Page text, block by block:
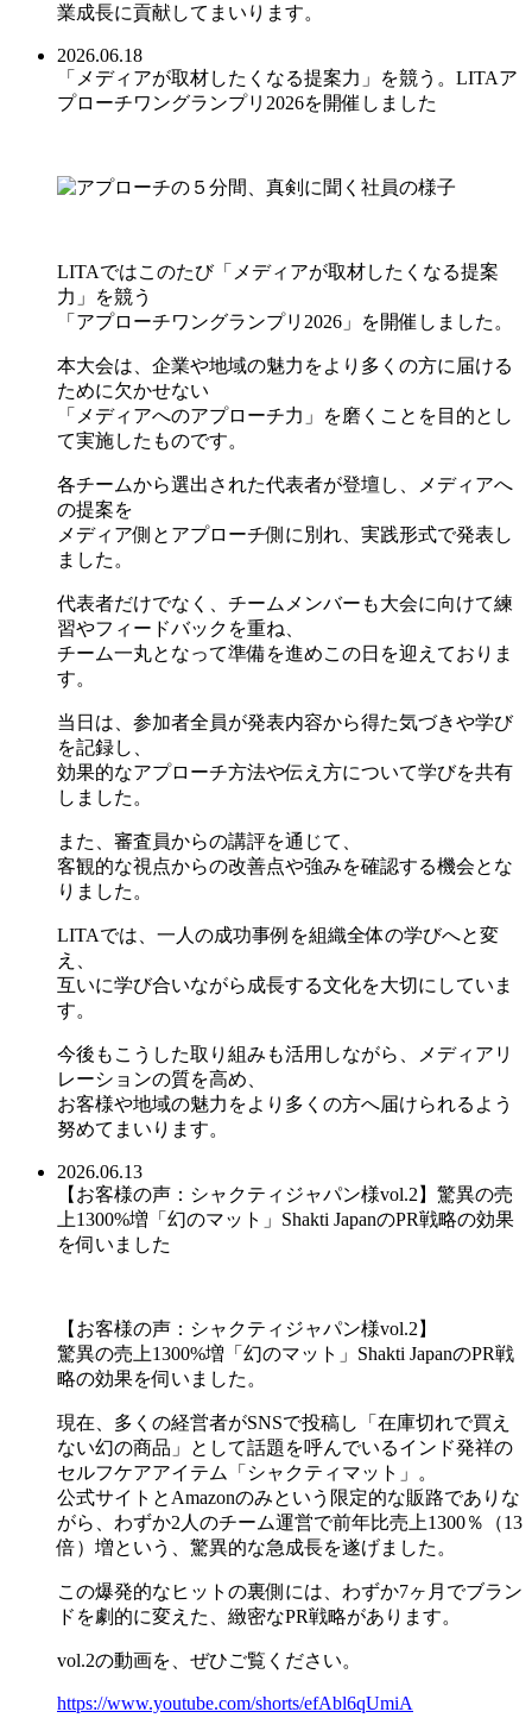
業成長に貢献してまいります。
2026.06.18
「メディアが取材したくなる提案力」を競う。LITAア
プローチワングランプリ2026を開催しました
LITAではこのたび「メディアが取材したくなる提案
力」を競う
「アプローチワングランプリ2026」を開催しました。
本大会は、企業や地域の魅力をより多くの方に届ける
ために欠かせない
「メディアへのアプローチ力」を磨くことを目的とし
て実施したものです。
各チームから選出された代表者が登壇し、メディアへ
の提案を
メディア側とアプローチ側に別れ、実践形式で発表し
ました。
代表者だけでなく、チームメンバーも大会に向けて練
習やフィードバックを重ね、
チーム一丸となって準備を進めこの日を迎えておりま
す。
当日は、参加者全員が発表内容から得た気づきや学び
を記録し、
効果的なアプローチ方法や伝え方について学びを共有
しました。
また、審査員からの講評を通じて、
客観的な視点からの改善点や強みを確認する機会とな
りました。
LITAでは、一人の成功事例を組織全体の学びへと変
え、
互いに学び合いながら成長する文化を大切にしていま
す。
今後もこうした取り組みも活用しながら、メディアリ
レーションの質を高め、
お客様や地域の魅力をより多くの方へ届けられるよう
努めてまいります。
2026.06.13
【お客様の声：シャクティジャパン様vol.2】驚異の売
上1300%増「幻のマット」Shakti JapanのPR戦略の効果
を伺いました
【お客様の声：シャクティジャパン様vol.2】
驚異の売上1300%増「幻のマット」Shakti JapanのPR戦
略の効果を伺いました。
現在、多くの経営者がSNSで投稿し「在庫切れで買え
ない幻の商品」として話題を呼んでいるインド発祥の
セルフケアアイテム「シャクティマット」。
公式サイトとAmazonのみという限定的な販路でありな
がら、わずか2人のチーム運営で前年比売上1300％（13
倍）増という、驚異的な急成長を遂げました。
この爆発的なヒットの裏側には、わずか7ヶ月でブラン
ドを劇的に変えた、緻密なPR戦略があります。
vol.2の動画を、ぜひご覧ください。
https://www.youtube.com/shorts/efAbl6qUmiA